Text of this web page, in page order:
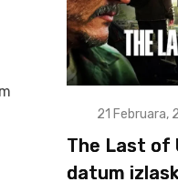
21 Februara,
The Last of
datum